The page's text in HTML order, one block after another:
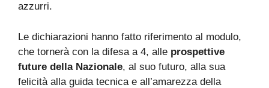
azzurri.
Le dichiarazioni hanno fatto riferimento al modulo,
che tornerà con la difesa a 4, alle prospettive
future della Nazionale, al suo futuro, alla sua
felicità alla guida tecnica e all’amarezza della